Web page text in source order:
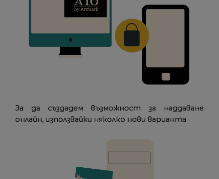
За да създадем възможност за наддаване
онлайн, използвайки няколко нови варианта.